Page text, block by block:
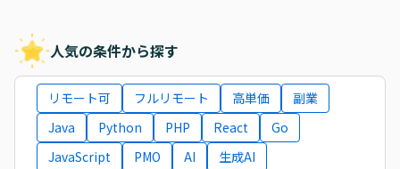
人気の条件から探す
リモート可 フルリモート 高単価
副業
Java
Python PHP React
Go
JavaScript
PMO AI
生成AI